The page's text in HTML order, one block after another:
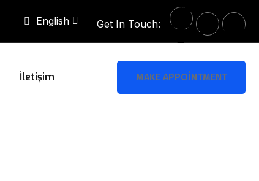
English Get In Touch:
İletişim MAKE APPOINTMENT